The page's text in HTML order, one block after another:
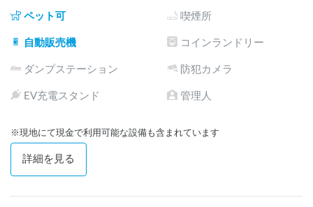
ペット可 喫煙所
自動販売機 コインランドリー
ダンプステーション 防犯カメラ
EV充電スタンド 管理人
※現地にて現金で利用可能な設備も含まれています
詳細を見る